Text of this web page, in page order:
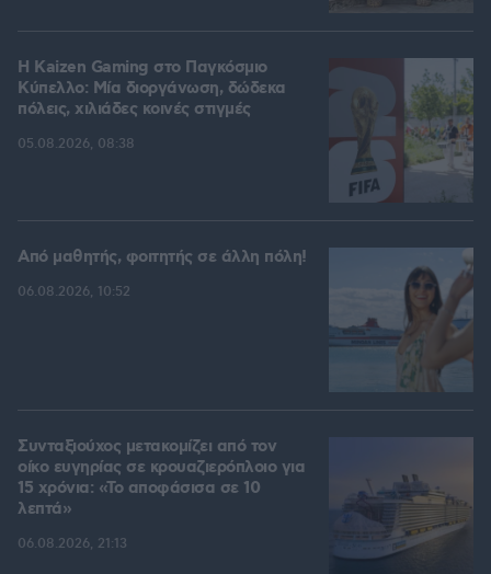
H Kaizen Gaming στο Παγκόσμιο
Kύπελλο: Μία διοργάνωση, δώδεκα
πόλεις, χιλιάδες κοινές στιγμές
05.08.2026, 08:38
Από μαθητής, φοιτητής σε άλλη πόλη!
06.08.2026, 10:52
Συνταξιούχος μετακομίζει από τον
οίκο ευγηρίας σε κρουαζιερόπλοιο για
15 χρόνια: «Το αποφάσισα σε 10
λεπτά»
06.08.2026, 21:13